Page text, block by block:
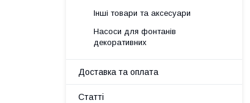
Інші товари та аксесуари
Насоси для фонтанів
декоративних
Доставка та оплата
Статті